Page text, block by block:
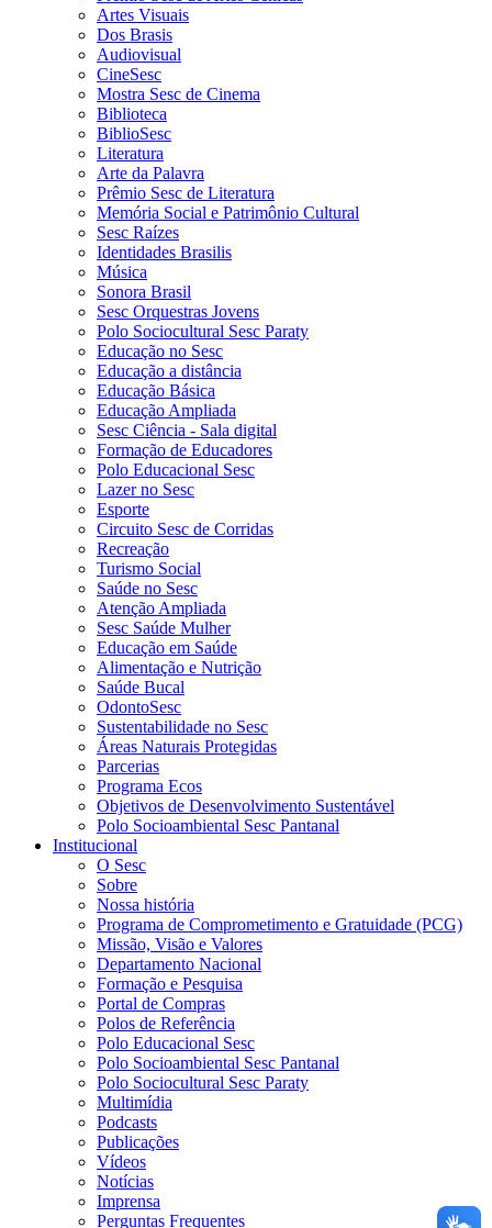
Artes Visuais
Dos Brasis
Audiovisual
CineSesc
Mostra Sesc de Cinema
Biblioteca
BiblioSesc
Literatura
Arte da Palavra
Prêmio Sesc de Literatura
Memória Social e Patrimônio Cultural
Sesc Raízes
Identidades Brasilis
Música
Sonora Brasil
Sesc Orquestras Jovens
Polo Sociocultural Sesc Paraty
Educação no Sesc
Educação a distância
Educação Básica
Educação Ampliada
Sesc Ciência - Sala digital
Formação de Educadores
Polo Educacional Sesc
Lazer no Sesc
Esporte
Circuito Sesc de Corridas
Recreação
Turismo Social
Saúde no Sesc
Atenção Ampliada
Sesc Saúde Mulher
Educação em Saúde
Alimentação e Nutrição
Saúde Bucal
OdontoSesc
Sustentabilidade no Sesc
Áreas Naturais Protegidas
Parcerias
Programa Ecos
Objetivos de Desenvolvimento Sustentável
Polo Socioambiental Sesc Pantanal
Institucional
O Sesc
Sobre
Nossa história
Programa de Comprometimento e Gratuidade (PCG)
Missão, Visão e Valores
Departamento Nacional
Formação e Pesquisa
Portal de Compras
Polos de Referência
Polo Educacional Sesc
Polo Socioambiental Sesc Pantanal
Polo Sociocultural Sesc Paraty
Multimídia
Podcasts
Publicações
Vídeos
Notícias
Imprensa
Perguntas Frequentes